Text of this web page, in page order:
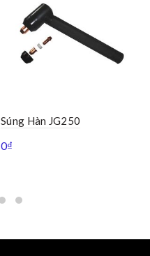
Súng Hàn JG250
0₫